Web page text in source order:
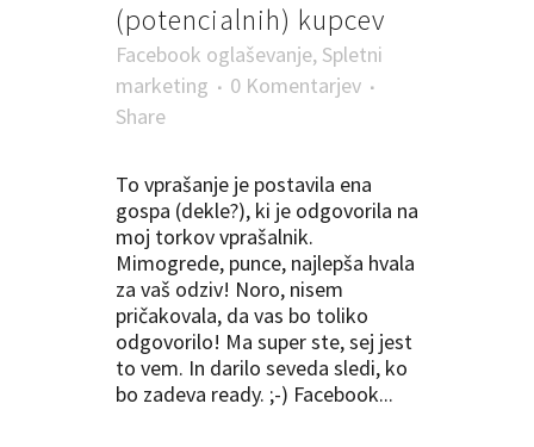
(potencialnih) kupcev
Facebook oglaševanje, Spletni
marketing
0 Komentarjev
Share
To vprašanje je postavila ena
gospa (dekle?), ki je odgovorila na
moj torkov vprašalnik.
Mimogrede, punce, najlepša hvala
za vaš odziv! Noro, nisem
pričakovala, da vas bo toliko
odgovorilo! Ma super ste, sej jest
to vem. In darilo seveda sledi, ko
bo zadeva ready. ;-) Facebook...